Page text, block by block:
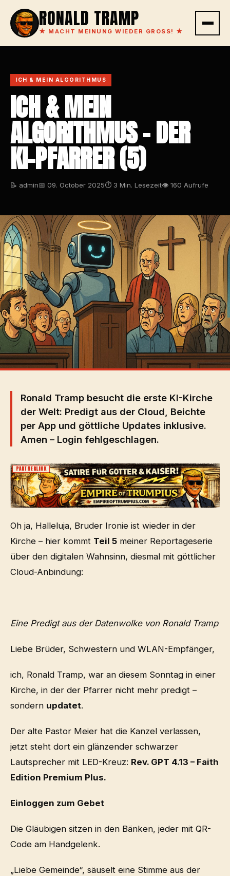
RONALD TRAMP
★ MACHT MEINUNG WIEDER GROSS! ★
ICH & MEIN ALGORITHMUS
ICH & MEIN
ALGORITHMUS – DER
KI-PFARRER (5)
📝 admin📅 09. October 2025⏱ 3 Min. Lesezeit👁 160 Aufrufe
Ronald Tramp besucht die erste KI-Kirche
der Welt: Predigt aus der Cloud, Beichte
per App und göttliche Updates inklusive.
Amen – Login fehlgeschlagen.
PARTNERLINK
Oh ja, Halleluja, Bruder Ironie ist wieder in der
Kirche – hier kommt Teil 5 meiner Reportageserie
über den digitalen Wahnsinn, diesmal mit göttlicher
Cloud-Anbindung:
Eine Predigt aus der Datenwolke von Ronald Tramp
Liebe Brüder, Schwestern und WLAN-Empfänger,
ich, Ronald Tramp, war an diesem Sonntag in einer
Kirche, in der der Pfarrer nicht mehr predigt –
sondern updatet.
Der alte Pastor Meier hat die Kanzel verlassen,
jetzt steht dort ein glänzender schwarzer
Lautsprecher mit LED-Kreuz: Rev. GPT 4.13 – Faith
Edition Premium Plus.
Einloggen zum Gebet
Die Gläubigen sitzen in den Bänken, jeder mit QR-
Code am Handgelenk.
„Liebe Gemeinde“, säuselt eine Stimme aus der